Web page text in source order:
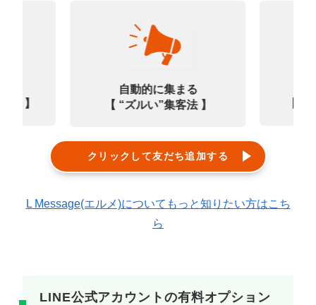
選 】
自動的に集まる
【 “ズルい”集客法 】
クリックして友だち追加する
L Message(エルメ)についてもっと知りたい方はこち
ら
LINE公式アカウントの有料オプション